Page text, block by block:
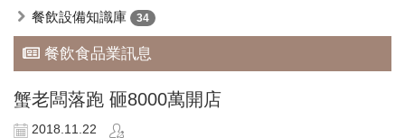
餐飲設備知識庫 34
餐飲食品業訊息
蟹老闆落跑 砸8000萬開店
2018.11.22